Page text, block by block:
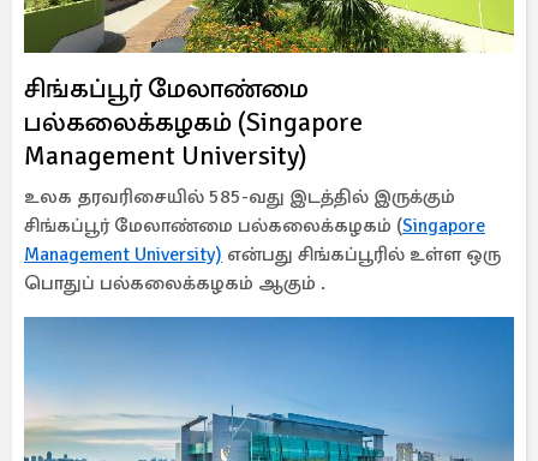
சிங்கப்பூர் மேலாண்மை
பல்கலைக்கழகம் (Singapore
Management University)
உலக தரவரிசையில் 585-வது இடத்தில் இருக்கும்
சிங்கப்பூர் மேலாண்மை பல்கலைக்கழகம் (Singapore
Management University) என்பது சிங்கப்பூரில் உள்ள ஒரு
பொதுப் பல்கலைக்கழகம் ஆகும் .